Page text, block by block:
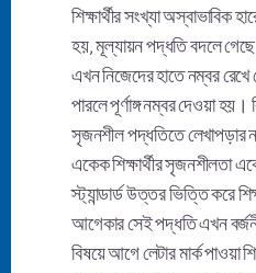
শিক্ষার্থীর সংখ্যা অস্বাভাবিক
হয়, মূল্যায়ন পদ্ধতি বদলে
এখন নিজেদের হাতে নম্বর
পারলে পূর্ণাঙ্গ নম্বর দেওয়া হয়।
সৃজনশীল পদ্ধতিতে লেখাপড়ার
একেক শিক্ষার্থীর সৃজনশীলতা
স্ট্যান্ডার্ড উত্তর ভিত্তি করে
আগেকার সেই পদ্ধতি এখন
বিষয়ে আগে লেটার মার্ক পাওয়া